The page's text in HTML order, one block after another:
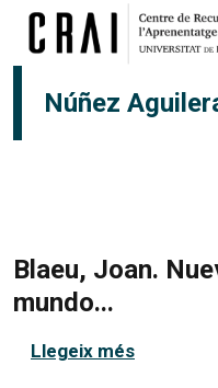
Núñez
Blaeu, Joan.
mundo...
Llegeix méssobre